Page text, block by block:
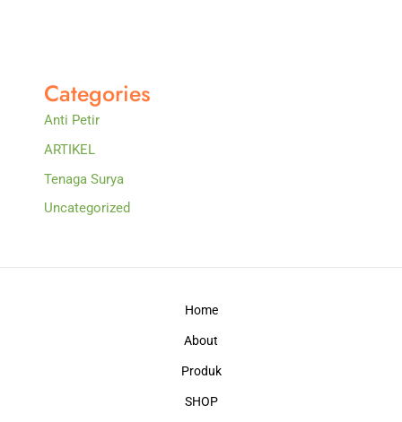
Categories
Anti Petir
ARTIKEL
Tenaga Surya
Uncategorized
Home
About
Produk
SHOP